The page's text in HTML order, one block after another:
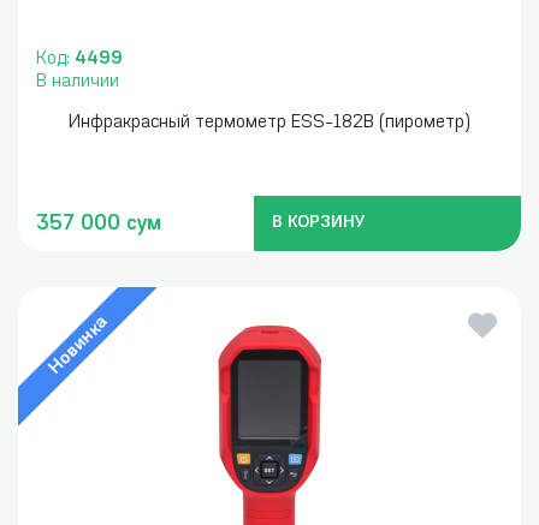
Код: 4499
В наличии
Инфракрасный термометр ESS-182B (пирометр)
357 000 сум В КОРЗИНУ
Новинка